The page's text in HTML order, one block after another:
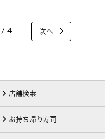
/ 4 次へ
店舗検索
お持ち帰り寿司